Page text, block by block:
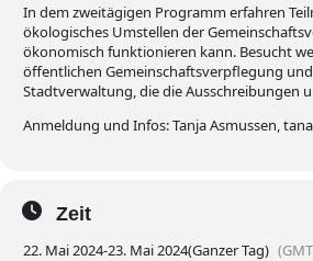
In dem zweitägigen Programm erfahren
ökologisches Umstellen der
ökonomisch funktionieren kann. Besucht
öffentlichen Gemeinschaftsverpflegung
Stadtverwaltung, die die Ausschreibungen
Anmeldung und Infos: Tanja Asmussen,
Zeit
22. Mai 2024-23. Mai 2024(Ganzer Tag)